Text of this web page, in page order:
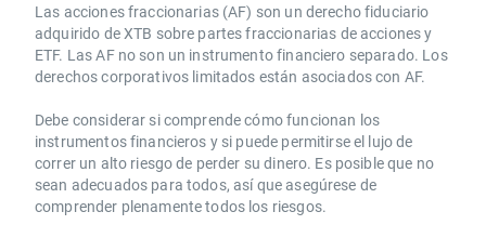
Las acciones fraccionarias (AF) son un derecho fiduciario
adquirido de XTB sobre partes fraccionarias de acciones y
ETF. Las AF no son un instrumento financiero separado. Los
derechos corporativos limitados están asociados con AF.
Debe considerar si comprende cómo funcionan los
instrumentos financieros y si puede permitirse el lujo de
correr un alto riesgo de perder su dinero. Es posible que no
sean adecuados para todos, así que asegúrese de
comprender plenamente todos los riesgos.